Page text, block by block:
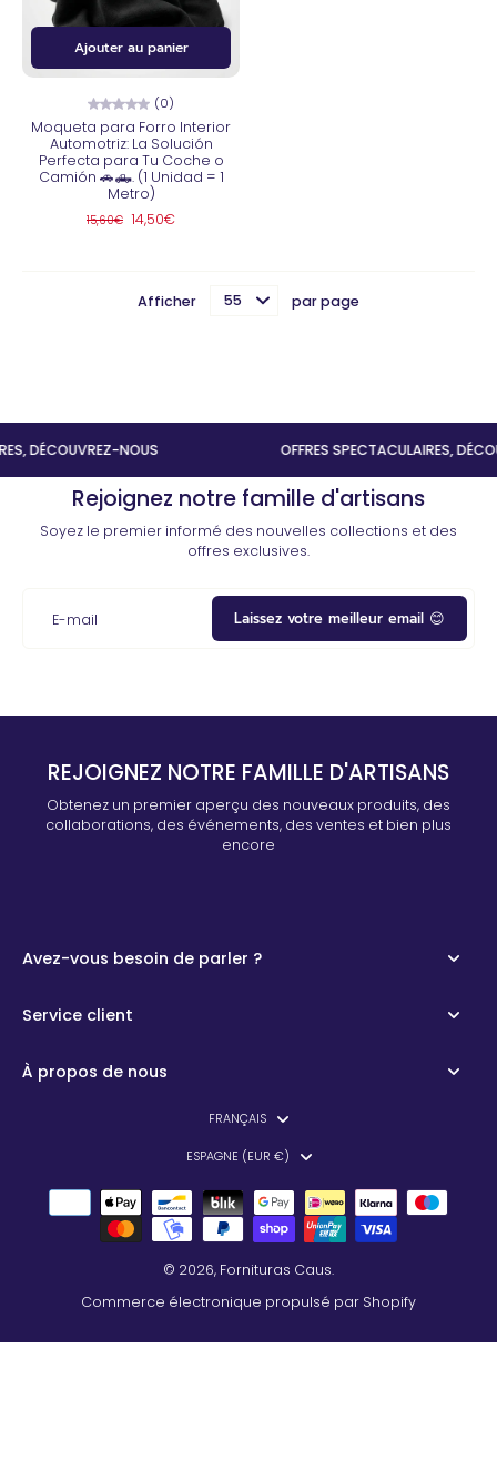
Ajouter au panier
(0)
Moqueta para Forro Interior
Automotriz: La Solución
Perfecta para Tu Coche o
Camión 🚗🛻. (1 Unidad = 1
Metro)
15,60€ 14,50€
Afficher par page
NOUS OFFRES SPECTACULAIRES,
Rejoignez notre famille d'artisans
Soyez le premier informé des nouvelles collections et des
offres exclusives.
E-mail Laissez votre meilleur email 😊
REJOIGNEZ NOTRE FAMILLE D'ARTISANS
Obtenez un premier aperçu des nouveaux produits, des
collaborations, des événements, des ventes et bien plus
encore
Avez-vous besoin de parler ?
Service client
À propos de nous
FRANÇAIS
ESPAGNE (EUR €)
© 2026, Fornituras Caus.
Commerce électronique propulsé par Shopify